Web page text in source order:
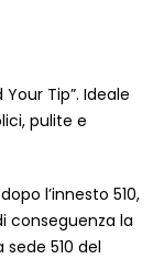
Tip”. Ideale
pulite e
l’innesto 510,
conseguenza la
510 del